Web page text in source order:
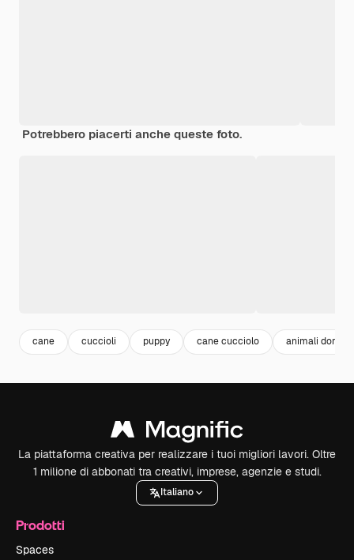
Potrebbero piacerti anche queste foto.
cane cuccioli puppy cane cucciolo animali
La piattaforma creativa per realizzare i tuoi migliori lavori. Oltre
1 milione di abbonati tra creativi, imprese, agenzie e studi.
Italiano
Prodotti
Spaces